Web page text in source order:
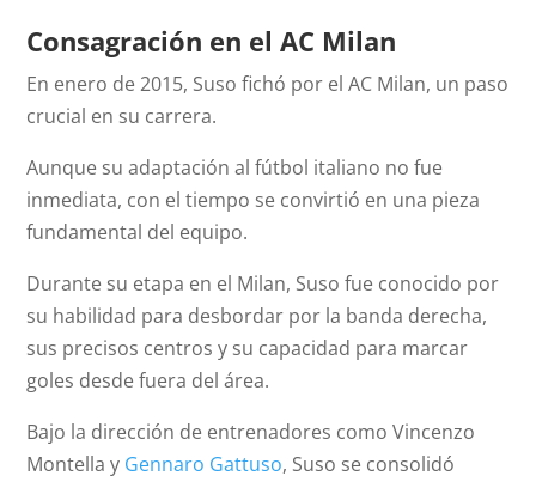
Consagración en el AC Milan
En enero de 2015, Suso fichó por el AC Milan, un paso
crucial en su carrera.
Aunque su adaptación al fútbol italiano no fue
inmediata, con el tiempo se convirtió en una pieza
fundamental del equipo.
Durante su etapa en el Milan, Suso fue conocido por
su habilidad para desbordar por la banda derecha,
sus precisos centros y su capacidad para marcar
goles desde fuera del área.
Bajo la dirección de entrenadores como Vincenzo
Montella y Gennaro Gattuso, Suso se consolidó